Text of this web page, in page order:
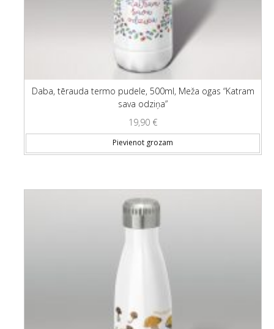
Daba, tērauda termo pudele, 500ml, Meža ogas “Katram
sava odziņa”
19,90 €
Pievienot grozam